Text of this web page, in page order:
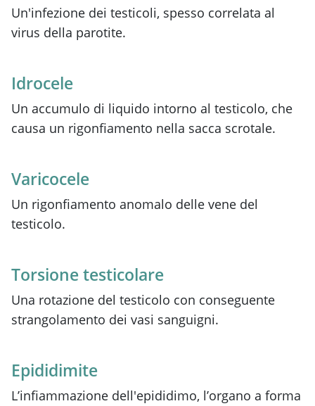
Un'infezione dei testicoli, spesso correlata al
virus della parotite.
Idrocele
Un accumulo di liquido intorno al testicolo, che
causa un rigonfiamento nella sacca scrotale.
Varicocele
Un rigonfiamento anomalo delle vene del
testicolo.
Torsione testicolare
Una rotazione del testicolo con conseguente
strangolamento dei vasi sanguigni.
Epididimite
L’infiammazione dell'epididimo, l’organo a forma